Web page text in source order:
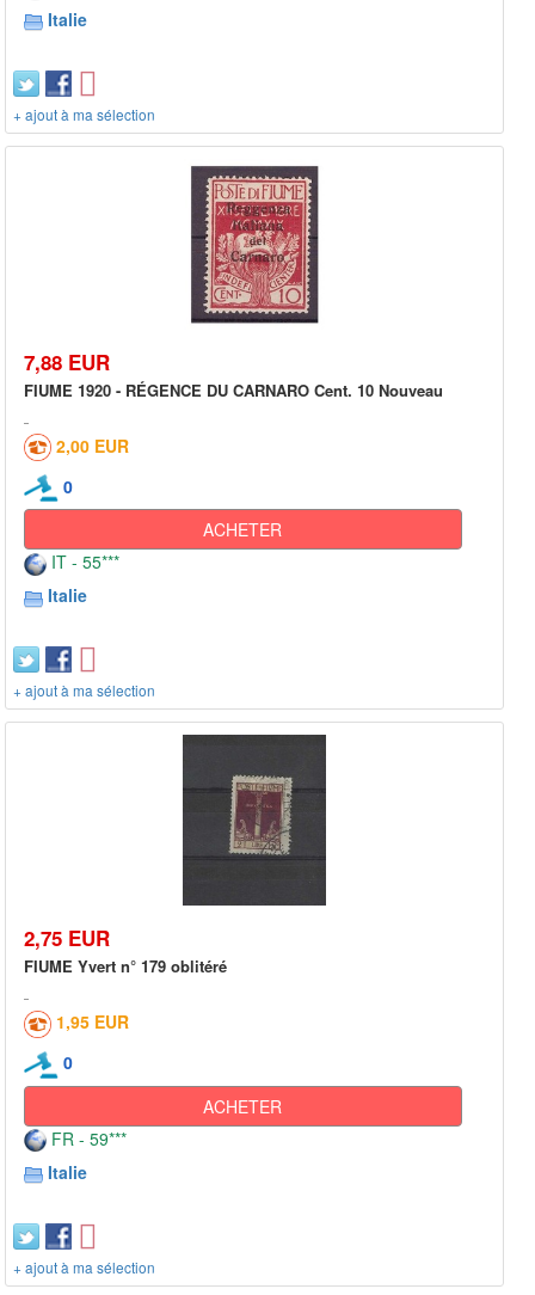
Italie
+ ajout à ma sélection
7,88 EUR
FIUME 1920 - RÉGENCE DU CARNARO Cent. 10 Nouveau
2,00 EUR
0
ACHETER
IT - 55***
Italie
+ ajout à ma sélection
2,75 EUR
FIUME Yvert n° 179 oblitéré
1,95 EUR
0
ACHETER
FR - 59***
Italie
+ ajout à ma sélection